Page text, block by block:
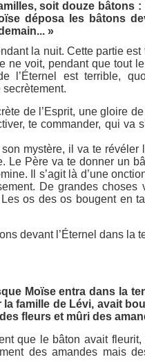
soit douze bâtons
déposa les bâtons
»
la nuit. Cette partie
ne voit, pendant que tout
l’Éternel est terrible,
secrètement.
de l’Esprit, une gloire
te commander, qui va
mystère, il va te
Le Père va te donner un
Il s’agit là d’une
De grandes
Les os des os bougent en
devant l’Éternel dans la
Moïse entra dans la
la famille de Lévi, avait
fleurs et mûri des
que le bâton avait
des amandes mais